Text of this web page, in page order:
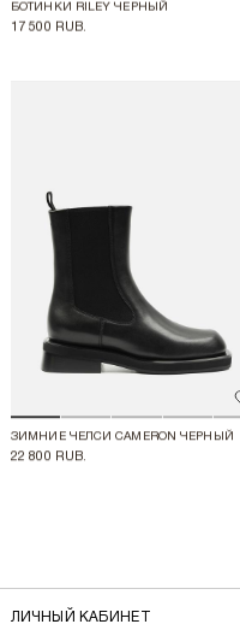
БОТИНКИ RILEY ЧЕРНЫЙ
17 500 RUB.
ЗИМНИЕ ЧЕЛСИ CAMERON ЧЕРНЫЙ
22 800 RUB.
ЛИЧНЫЙ КАБИНЕТ